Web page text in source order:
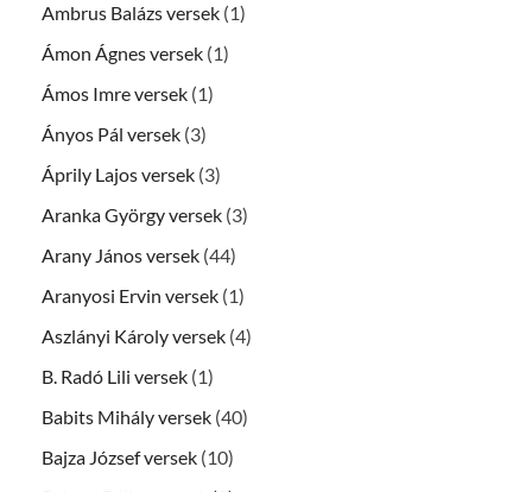
Ambrus Balázs versek (1)
Ámon Ágnes versek (1)
Ámos Imre versek (1)
Ányos Pál versek (3)
Áprily Lajos versek (3)
Aranka György versek (3)
Arany János versek (44)
Aranyosi Ervin versek (1)
Aszlányi Károly versek (4)
B. Radó Lili versek (1)
Babits Mihály versek (40)
Bajza József versek (10)